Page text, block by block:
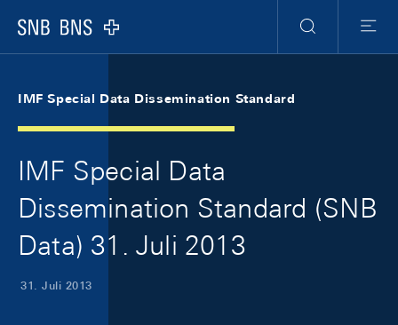
Logo
Suche
Menu
IMF Special Data Dissemination Standard
IMF Special Data
Dissemination Standard (SNB
Data) 31. Juli 2013
31. Juli 2013